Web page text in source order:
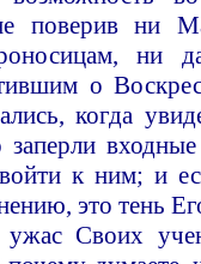
поверив ни
ни
о
когда
к ним; и
это тень
Своих